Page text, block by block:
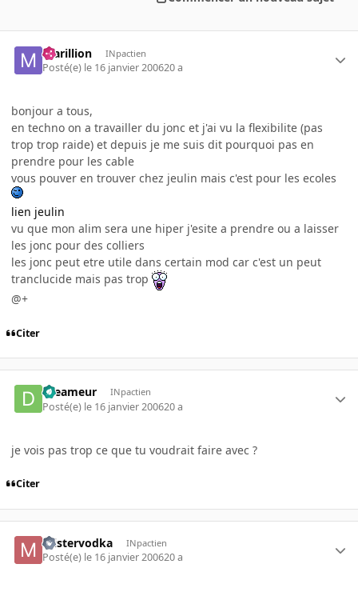
marillion INpactien
Posté(e) le 16 janvier 200620 a
bonjour a tous,
en techno on a travailler du jonc et j'ai vu la flexibilite (pas
trop trop raide) et depuis je me suis dit pourquoi pas en
prendre pour les cable
vous pouver en trouver chez jeulin mais c'est pour les ecoles
lien jeulin
vu que mon alim sera une hiper j'esite a prendre ou a laisser
les jonc pour des colliers
les jonc peut etre utile dans certain mod car c'est un peut
tranclucide mais pas trop
@+
Citer
dreameur INpactien
Posté(e) le 16 janvier 200620 a
je vois pas trop ce que tu voudrait faire avec ?
Citer
mistervodka INpactien
Posté(e) le 16 janvier 200620 a